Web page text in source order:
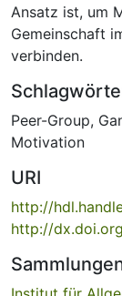
Ansatz ist, um
Gemeinschaft
verbinden.
Peer-Group,
Motivation
URI
http://
http://